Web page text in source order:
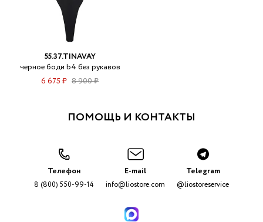
55.37.TINAVAY
черное боди b4 без рукавов
6 675 ₽ 8 900 ₽
ПОМОЩЬ И КОНТАКТЫ
Телефон
8 (800) 550-99-14
E-mail
info@liostore.com
Telegram
@liostoreservice